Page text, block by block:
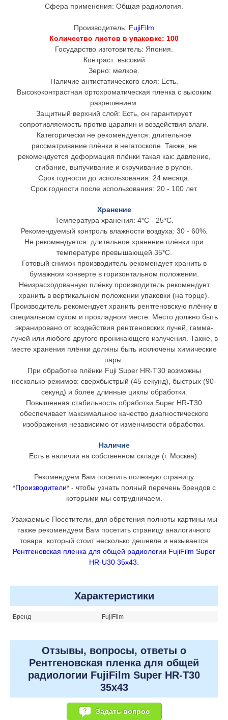
Сфера применения: Общая радиология.
Производитель: FujiFilm
Количество листов в упаковке: 100
Государство изготовитель: Япония.
Контраст: высокий
Зерно: мелкое.
Наличие антистатического слоя: Есть.
Высококонтрастная ортохроматическая пленка с высоким
разрешением.
Защитный верхний слой: Есть, он гарантирует
сопротивляемость против царапин и воздействия влаги.
Категорически не рекомендуется: длительное
рассматривание плёнки в негатоскопе. Также, не
рекомендуется деформация плёнки такая как: давление,
сгибание, выпучивание и скручивание в рулон.
Срок годности до использования: 24 месяца.
Cрок годности после использования: 20 - 100 лет.
Хранение
Температура хранения: 4*C - 25*C.
Рекомендуемый контроль влажности воздуха: 30 - 60%.
Не рекомендуется: длительное хранение плёнки при
температуре превышающей 35*С.
Готовый снимок производитель рекомендует хранить в
бумажном конверте в горизонтальном положении.
Неизрасходованную плёнку производитель рекомендует
хранить в вертикальном положении упаковки (на торце).
Производитель рекомендует хранить рентгеновскую плёнку в
специальном сухом и прохладном месте. Место должно быть
экранировано от воздействия рентгеновских лучей, гамма-
лучей или любого другого проникающего излучения. Также, в
месте хранения плёнки должны быть исключены химические
пары.
При обработке плёнки Fuji Super HR-T30 возможны
несколько режимов: сверхбыстрый (45 секунд), быстрых (90-
секунд) и более длинные циклы обработки.
Повышенная стабильность обработки Super HR-T30
обеспечивает максимальное качество диагностического
изображения независимо от изменчивости обработки.
Наличие
Есть в наличии на собственном складе (г. Москва).
Рекомендуем Вам посетить полезную страницу
*Производители* - чтобы узнать полный перечень брендов с
которыми мы сотрудничаем.
Уважаемые Посетители, для обретения полноты картины мы
также рекомендуем Вам посетить страницу аналогичного
товара, который стоит несколько дешевле и называется
Рентгеновская пленка для общей радиологии FujiFilm Super
HR-U30 35x43
Характеристики
Бренд FujiFilm
Отзывы, вопросы, ответы о
Рентгеновская пленка для общей
радиологии FujiFilm Super HR-T30
35x43
Задать вопрос